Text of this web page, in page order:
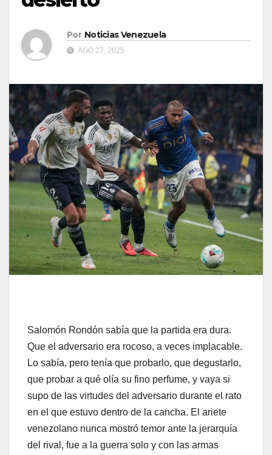
Por Noticias Venezuela
AGO 27, 2025
Salomón Rondón sabía que la partida era dura.
Que el adversario era rocoso, a veces implacable.
Lo sabía, pero tenía que probarlo, que degustarlo,
que probar a qué olía su fino perfume, y vaya si
supo de las virtudes del adversario durante el rato
en el que estuvo dentro de la cancha. El ariete
venezolano nunca mostró temor ante la jerarquía
del rival, fue a la guerra solo y con las armas